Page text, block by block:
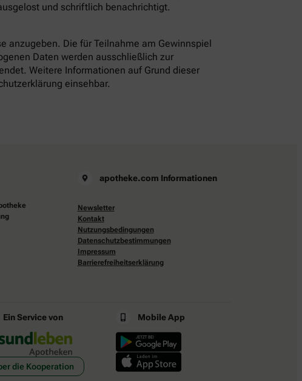
und schriftlich benachrichtigt.
anzugeben. Die für Teilnahme am Gewinnspiel
Daten werden ausschließlich zur
Weitere Informationen auf Grund dieser
einsehbar.
apotheke.com Informationen
Newsletter
Kontakt
Nutzungsbedingungen
Datenschutzbestimmungen
Impressum
Barrierefreiheitserklärung
Ein Service von
die Kooperation
Mobile App